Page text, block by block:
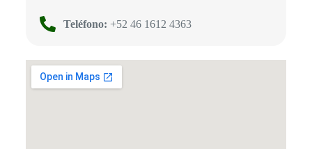
Teléfono: +52 46 1612 4363